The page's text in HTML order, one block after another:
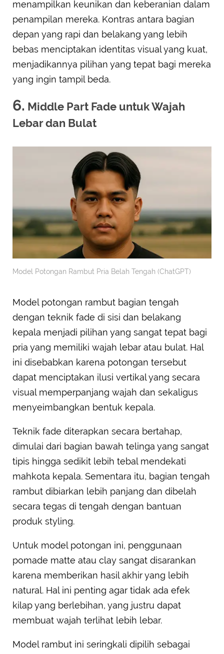
menampilkan keunikan dan keberanian dalam
penampilan mereka. Kontras antara bagian
depan yang rapi dan belakang yang lebih
bebas menciptakan identitas visual yang kuat,
menjadikannya pilihan yang tepat bagi mereka
yang ingin tampil beda.
6. Middle Part Fade untuk Wajah
Lebar dan Bulat
Model Potongan Rambut Pria Belah Tengah (ChatGPT)
Model potongan rambut bagian tengah
dengan teknik fade di sisi dan belakang
kepala menjadi pilihan yang sangat tepat bagi
pria yang memiliki wajah lebar atau bulat. Hal
ini disebabkan karena potongan tersebut
dapat menciptakan ilusi vertikal yang secara
visual memperpanjang wajah dan sekaligus
menyeimbangkan bentuk kepala.
Teknik fade diterapkan secara bertahap,
dimulai dari bagian bawah telinga yang sangat
tipis hingga sedikit lebih tebal mendekati
mahkota kepala. Sementara itu, bagian tengah
rambut dibiarkan lebih panjang dan dibelah
secara tegas di tengah dengan bantuan
produk styling.
Untuk model potongan ini, penggunaan
pomade matte atau clay sangat disarankan
karena memberikan hasil akhir yang lebih
natural. Hal ini penting agar tidak ada efek
kilap yang berlebihan, yang justru dapat
membuat wajah terlihat lebih lebar.
Model rambut ini seringkali dipilih sebagai